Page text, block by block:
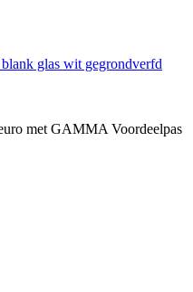
glas wit gegrondverfd
met GAMMA Voordeelpas